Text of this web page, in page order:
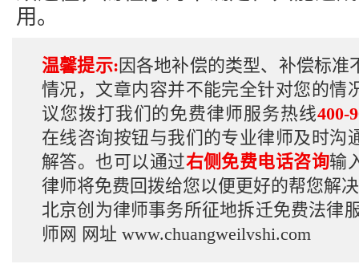
用。
温馨提示:因各地补偿的类型、补偿标准
情况，文章内容并不能完全针对您的情
议您拨打我们的免费律师服务热线400-
在线咨询按钮与我们的专业律师及时沟
解答。也可以通过右侧免费电话咨询输
律师将免费回拨给您以便更好的帮您解
北京创为律师事务所征地拆迁免费法律
师网 网址 www.chuangweilvshi.com